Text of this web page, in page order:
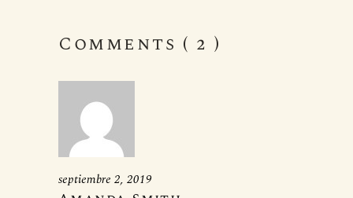
Comments ( 2 )
septiembre 2, 2019